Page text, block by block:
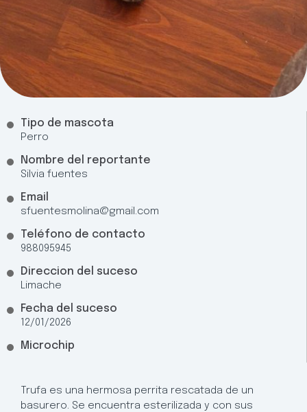
Tipo de mascota
Perro
Nombre del reportante
Silvia fuentes
Email
sfuentesmolina@gmail.com
Teléfono de contacto
988095945
Direccion del suceso
Limache
Fecha del suceso
12/01/2026
Microchip
Trufa es una hermosa perrita rescatada de un
basurero. Se encuentra esterilizada y con sus